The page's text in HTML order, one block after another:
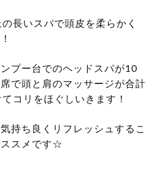
長いスパで頭皮を柔らかく
プー台でのヘッドスパが10
で頭と肩のマッサージが合計
コリをほぐしいきます！
持ち良くリフレッシュするこ
ススメです☆